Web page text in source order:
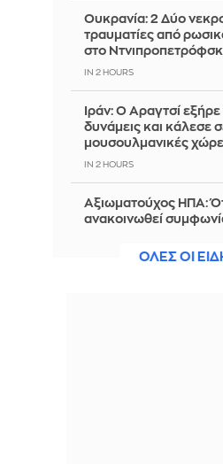
Ουκρανία: 2 Δύο
τραυματίες από
στο Ντνιπροπετρόφσκ
IN 2 HOURS
Ιράν: Ο Αραγτσί εξήρε
δυνάμεις και κάλεσε
μουσουλμανικές
IN 2 HOURS
Αξιωματούχος ΗΠΑ:
ανακοινωθεί
αποκλεισμός στο Ιράν
ΟΛΕΣ ΟΙ